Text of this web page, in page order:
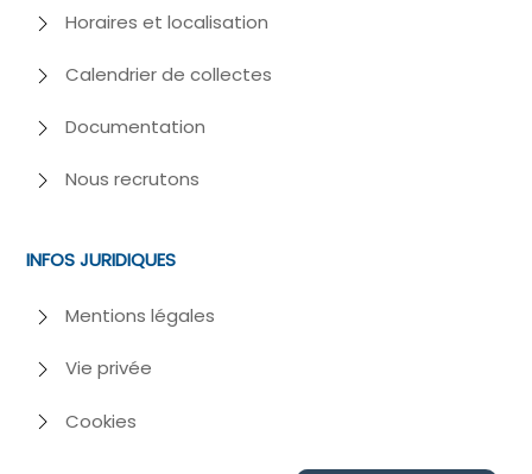
Horaires et localisation
Calendrier de collectes
Documentation
Nous recrutons
INFOS JURIDIQUES
Mentions légales
Vie privée
Cookies